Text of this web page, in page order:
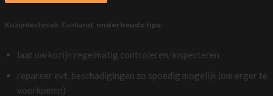
Kozijntechniek Zuidland, onderhouds tips:
laat uw kozijn regelmatig controleren/inspecteren
repareer evt. beschadigingen zo spoedig mogelijk (om erger te
voorkomen)